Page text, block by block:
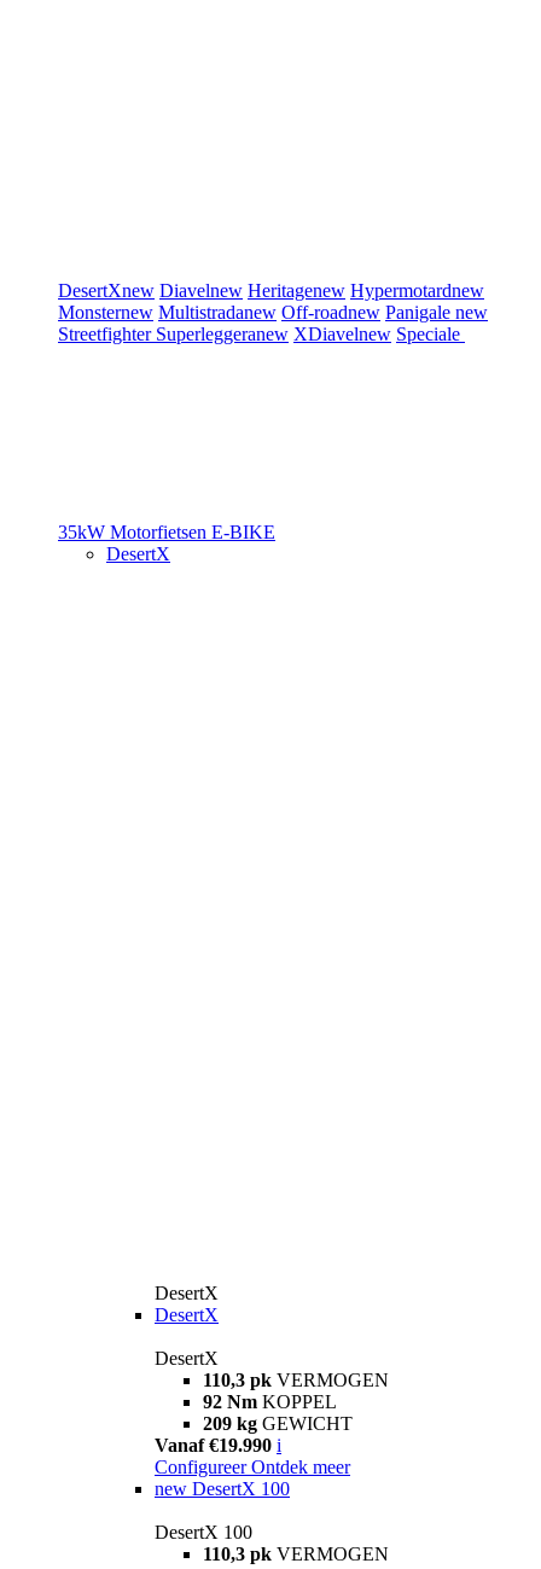
DesertXnew Diavelnew Heritagenew Hypermotardnew
Monsternew Multistradanew Off-roadnew Panigale new
Streetfighter Superleggeranew XDiavelnew Speciale
35kW Motorfietsen E-BIKE
DesertX
DesertX
DesertX
DesertX
110,3 pk VERMOGEN
92 Nm KOPPEL
209 kg GEWICHT
Vanaf €19.990 i
Configureer Ontdek meer
new DesertX 100
DesertX 100
110,3 pk VERMOGEN